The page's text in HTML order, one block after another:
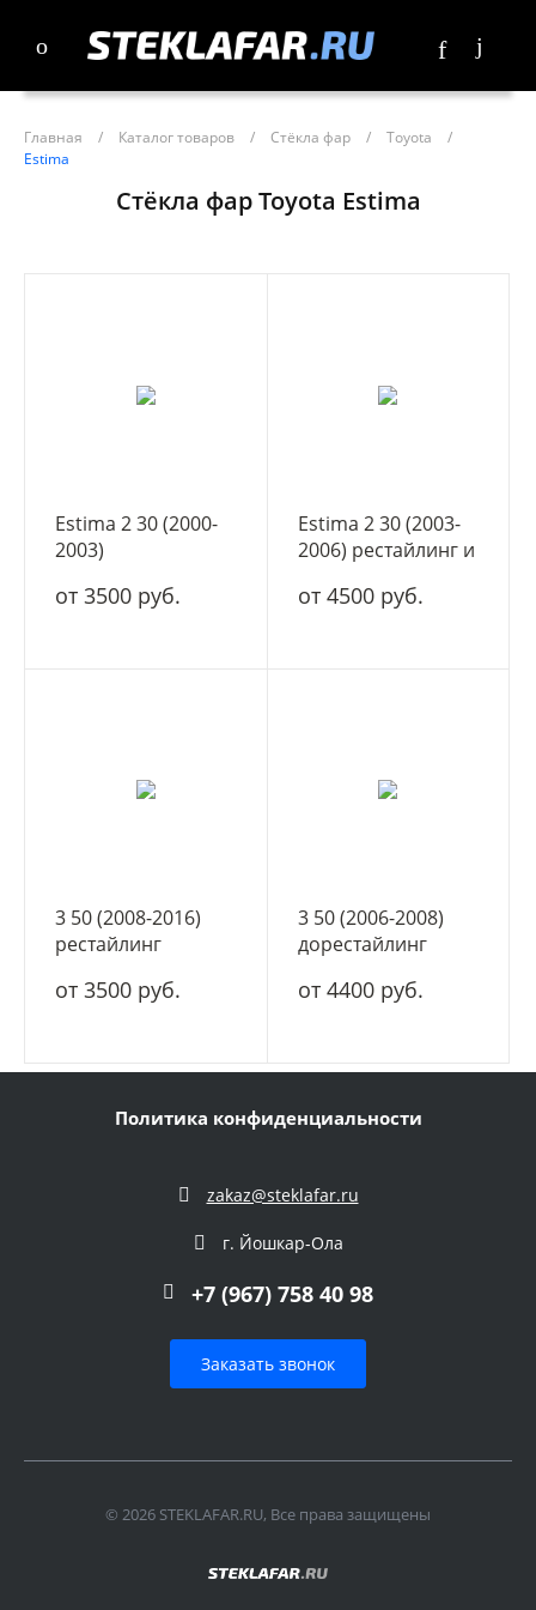
Главная / Каталог товаров / Стёкла фар / Toyota
/
Estima
Стёкла фар Toyota Estima
Estima 2 30 (2000-
2003)
Previa 2 30 () 2000-
от 3500 руб.
Estima 2 30 (2003-
2006) рестайлинг и
30 рестайлинг
от 4500 руб.
3 50 (2008-2016)
рестайлинг
от 3500 руб.
3 50 (2006-2008)
дорестайлинг
от 4400 руб.
Политика конфиденциальности
zakaz@steklafar.ru
г. Йошкар-Ола
+7 (967) 758 40 98
Заказать звонок
© 2026 STEKLAFAR.RU, Все права защищены